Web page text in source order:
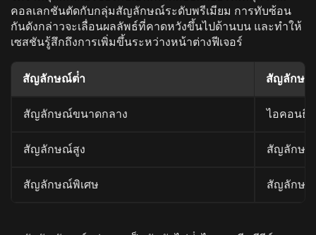
คอลเลกชันตัดกับกลุ่มสัญลักษณ์ระดับพรีเมียม การทับซ้อน
กันดังกล่าวจะเลื่อนผลลัพธ์ที่คาดหวังขึ้นไปด้านบน และทําให้
เซสชันรู้สึกถึงการเพิ่มขึ้นระหว่างหน้าต่างฟีเจอร์
สัญลักษณ์ต่ํา สัญลักษณ์
สัญลักษณ์ขนาดกลาง ไอคอนธี
สัญลักษณ์สูง สัญลักษณ์
สัญลักษณ์พิเศษ สัญลักษณ์